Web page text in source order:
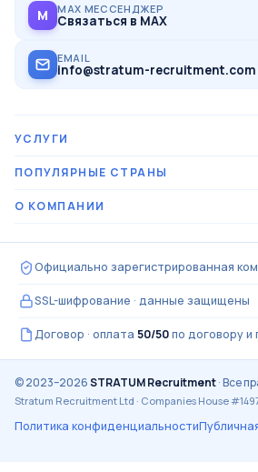
M MAX МЕССЕНДЖЕР
Связаться в MAX
EMAIL
info@stratum-recruitment.com
УСЛУГИ
Все вакансии
Оформление под ключ
Гарантии и возвраты
Какие нужны документы
ПОПУЛЯРНЫЕ СТРАНЫ
США
Канада
Швейцария
ОАЭ
О КОМПАНИИ
Кто мы
Отзывы кандидатов
Контакты
Официально зарегистрированная
SSL-шифрование · данные защищены
Договор · оплата 50/50по договору
© 2023–2026STRATUM Recruitment· Все
Stratum Recruitment Ltd · Companies House
Политика конфиденциальности